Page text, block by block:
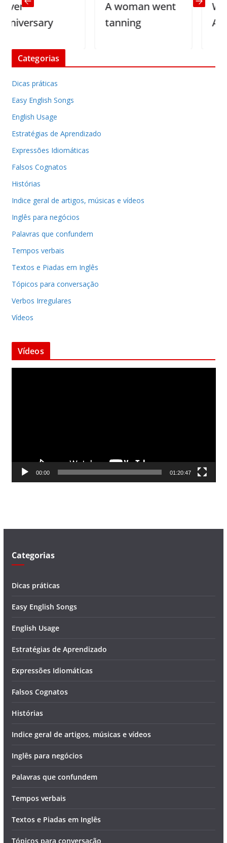
A woman went
tanning
Who
Categorias
Dicas práticas
Easy English Songs
English Usage
Estratégias de Aprendizado
Expressões Idiomáticas
Falsos Cognatos
Histórias
Indice geral de artigos, músicas e vídeos
Inglês para negócios
Palavras que confundem
Tempos verbais
Textos e Piadas em Inglês
Tópicos para conversação
Verbos Irregulares
Vídeos
Vídeos
d
00:00 01:20:47
Categorias
Dicas práticas
Easy English Songs
English Usage
Estratégias de Aprendizado
Expressões Idiomáticas
Falsos Cognatos
Histórias
Indice geral de artigos, músicas e vídeos
Inglês para negócios
Palavras que confundem
Tempos verbais
Textos e Piadas em Inglês
Tópicos para conversação